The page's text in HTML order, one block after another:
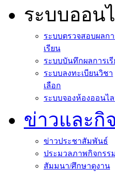
ระบบออน
ระบบตรวจสอบผลก
เรียน
ระบบบันทึกผลการเ
ระบบลงทะเบียนวิชา
เลือก
ระบบจองห้องออนไ
ข่าวและกิ
ข่าวประชาสัมพันธ์
ประมวลภาพกิจกรรม
สัมมนา/ศึกษาดูงาน